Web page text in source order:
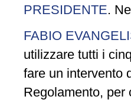
PRESIDENTE.
FABIO
utilizzare tutti i
fare un intervento
Regolamento, per